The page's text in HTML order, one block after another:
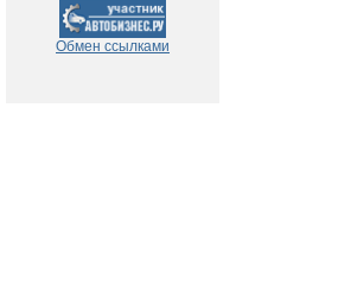
Обмен ссылками